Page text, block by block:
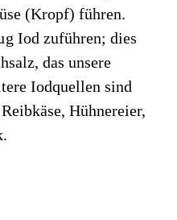
(Kropf) führen.
Iod zuführen; dies
das unsere
Iodquellen sind
Hühnereier,